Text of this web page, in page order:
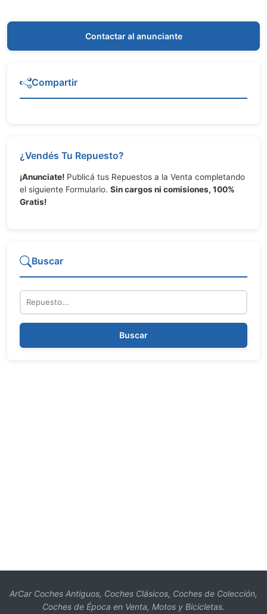
Contactar al anunciante
Compartir
¿Vendés Tu Repuesto?
¡Anunciate! Publicá tus Repuestos a la Venta completando
el siguiente Formulario. Sin cargos ni comisiones, 100%
Gratis!
Buscar
Repuesto
Buscar
ArCar Coches Antiguos, Coches Clásicos, Coches de Colección,
Coches de Época en Venta, Motos y Bicicletas.